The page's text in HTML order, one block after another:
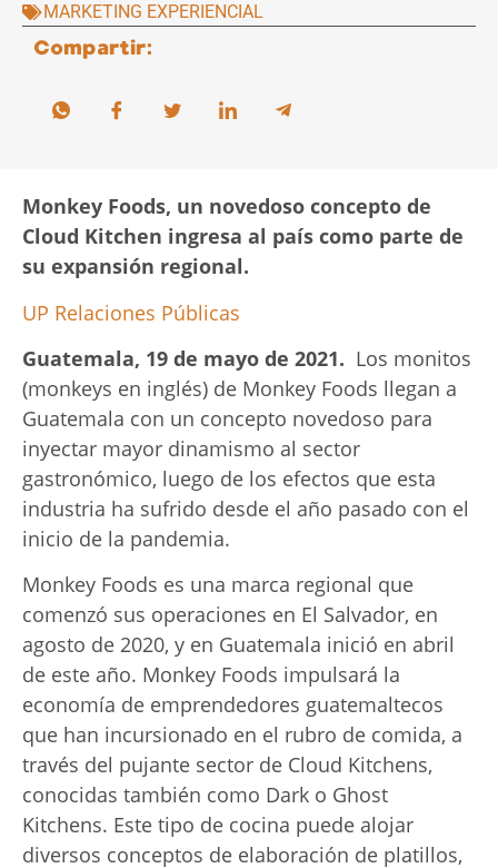
MARKETING EXPERIENCIAL
Compartir:
Monkey Foods, un novedoso concepto de
Cloud Kitchen ingresa al país como parte de
su expansión regional.
UP Relaciones Públicas
Guatemala, 19 de mayo de 2021. Los monitos
(monkeys en inglés) de Monkey Foods llegan a
Guatemala con un concepto novedoso para
inyectar mayor dinamismo al sector
gastronómico, luego de los efectos que esta
industria ha sufrido desde el año pasado con el
inicio de la pandemia.
Monkey Foods es una marca regional que
comenzó sus operaciones en El Salvador, en
agosto de 2020, y en Guatemala inició en abril
de este año. Monkey Foods impulsará la
economía de emprendedores guatemaltecos
que han incursionado en el rubro de comida, a
través del pujante sector de Cloud Kitchens,
conocidas también como Dark o Ghost
Kitchens. Este tipo de cocina puede alojar
diversos conceptos de elaboración de platillos,